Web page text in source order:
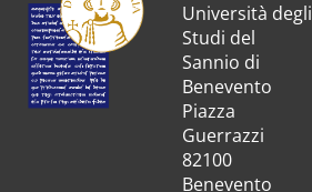
Università degli
Studi del
Sannio di
Benevento
Piazza
Guerrazzi
82100
Benevento